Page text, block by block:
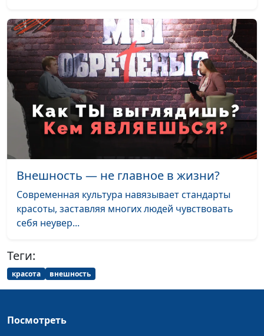
Внешность — не главное в жизни?
Современная культура навязывает стандарты
красоты, заставляя многих людей чувствовать
себя неувер...
Теги:
красота внешность
Посмотреть